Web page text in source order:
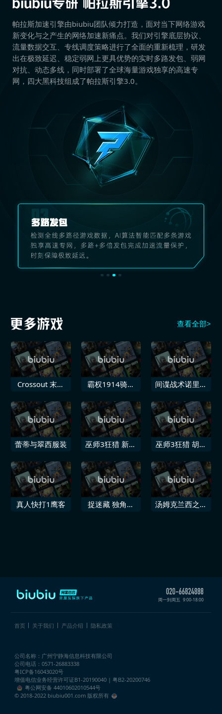
帕拉斯加速引擎由biubiu团队倾力打造，面对当下网络游戏
新变化与之产生的网络加速新痛点。我们对引擎底层协议、
流量数据交互、专线调度策略进行了全面的重新梳理，研发
出在极致延迟、稳定弱网上更具优势的实时多路发包、弱网
对抗、动态多线，同时部署了全球海量游戏独享的高速专
网，四大黑科技组成了帕拉斯引擎3.0。
查看全部>
Crossout 末日
华版
霸权1914骑兵
间谍战术诺里斯
蕾蒂与翠西服装
巫师3狂猎 新游
巫师3狂猎 胡须
真人快打1鹰客
捉迷藏 独角兽
汤姆克兰西之彩
周一到周五 9:00-18:00
首页 关于我们 产品介绍 隐私政策
公司名称：广州宁静海信息科技有限公司
公司电话：0571-26883338
粤ICP备16043020号
增值电信业务经营许可证B1-20190040 | 粤B2-20200746
粤公网安备 44010602010544号
© 2018-2022 biubiu001.com 版权所有